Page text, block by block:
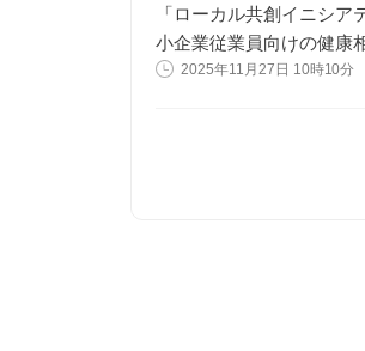
「ローカル共創イニシ
小企業従業員向けの健康
2025年11月27日 10時10分